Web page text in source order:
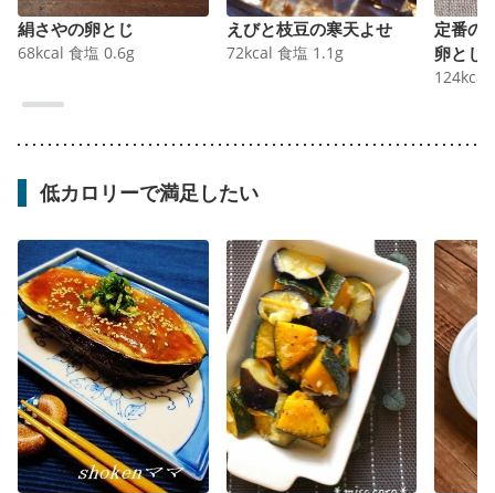
絹さやの卵とじ
68kcal 食塩 0.6g
えびと枝豆の寒天よせ
72kcal 食塩 1.1 g
定番の
卵とじ
124kcal
低カロリーで満足したい